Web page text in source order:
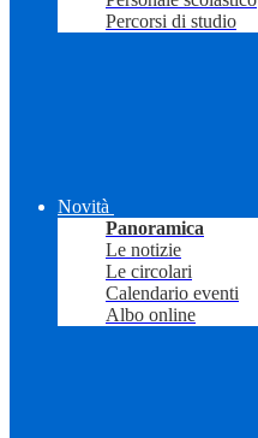
Percorsi di studio
Novità
Panoramica
Le notizie
Le circolari
Calendario eventi
Albo online